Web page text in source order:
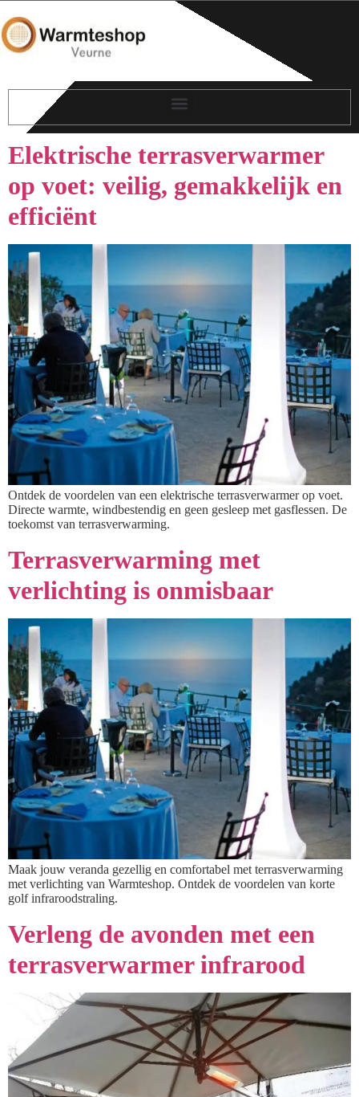
Elektrische terrasverwarmer
op voet: veilig, gemakkelijk en
efficiënt
Ontdek de voordelen van een elektrische terrasverwarmer op voet.
Directe warmte, windbestendig en geen gesleep met gasflessen. De
toekomst van terrasverwarming.
Terrasverwarming met
verlichting is onmisbaar
Maak jouw veranda gezellig en comfortabel met terrasverwarming
met verlichting van Warmteshop. Ontdek de voordelen van korte
golf infraroodstraling.
Verleng de avonden met een
terrasverwarmer infrarood